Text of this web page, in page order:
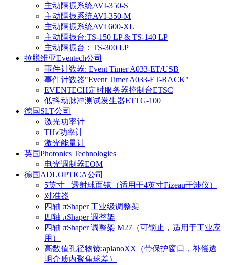
主动隔振系统AVI-350-S
主动隔振系统AVI-350-M
主动隔振系统AVI 600-XL
主动隔振台:TS-150 LP & TS-140 LP
主动隔振台：TS-300 LP
拉脱维亚Eventech公司
事件计数器: Event Timer A033-ET/USB
事件计数器"Event Timer A033-ET-RACK"
EVENTECH定时服务器控制台ETSC
低抖动脉冲测试发生器ETTG-100
德国SLT公司
激光功率计
THz功率计
激光能量计
英国Photonics Technologies
电光调制器EOM
德国ADLOPTICA公司
5英寸+ 透射球面镜（适用于4英寸Fizeau干涉仪）
对准器
四轴 πShaper 工业级调整架
四轴 πShaper 调整架
四轴 πShaper 调整架 M27（可锁止，适用于工业应
用）
高数值孔径物镜:aplanoXX（带保护窗口，补偿透
明介质内聚焦球差）